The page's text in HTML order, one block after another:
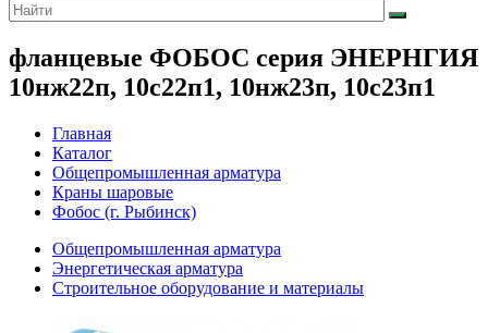
фланцевые ФОБОС серия ЭНЕРНГИЯ
10нж22п, 10с22п1, 10нж23п, 10с23п1
Главная
Каталог
Общепромышленная арматура
Краны шаровые
Фобос (г. Рыбинск)
Общепромышленная арматура
Энергетическая арматура
Строительное оборудование и материалы